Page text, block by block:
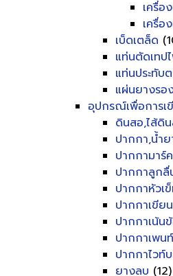
เครื่อ
เครื่อ
เบ็ดเตล็ด
แท่นตัดเทป
แท่นประทับ
แผ่นยางรอ
อุปกรณ์เพื่อการเ
ดินสอ,ไส้ดิ
ปากกา,น้ำ
ปากกามาร์
ปากกาลูกลื่
ปากกาหัวเ
ปากกาเขีย
ปากกาเน้น
ปากกาเพนท์
ปากกาไวท์
ยางลบ (12)